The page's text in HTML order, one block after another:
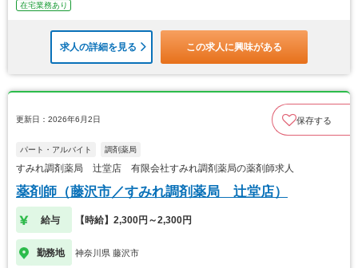
在宅業務あり
求人の詳細を見る この求人に興味がある
更新日：2026年6月2日 保存する
パート・アルバイト 調剤薬局
すみれ調剤薬局 辻堂店 有限会社すみれ調剤薬局の薬剤師求人
薬剤師（藤沢市／すみれ調剤薬局 辻堂店）
給与 【時給】2,300円～2,300円
勤務地 神奈川県 藤沢市